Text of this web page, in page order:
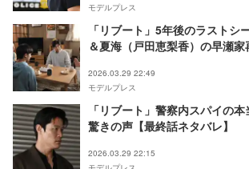
モデルプレス
「リブート」5年後のラストシ
＆夏海（戸田恵梨香）の早瀬
2026.03.29 22:49
モデルプレス
「リブート」警察内スパイの
驚きの声【最終話ネタバレ】
2026.03.29 22:15